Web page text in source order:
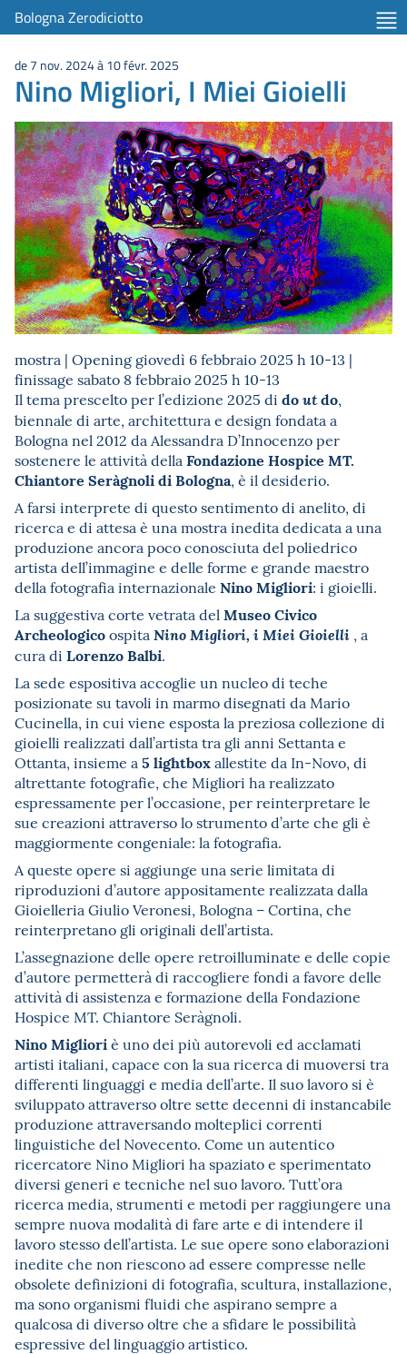
Bologna Zerodiciotto
de 7 nov. 2024 à 10 févr. 2025
Nino Migliori, I Miei Gioielli
mostra | Opening giovedì 6 febbraio 2025 h 10-13 |
finissage sabato 8 febbraio 2025 h 10-13
Il tema prescelto per l’edizione 2025 di doutdo,
biennale di arte, architettura e design fondata a
Bologna nel 2012 da Alessandra D’Innocenzo per
sostenere le attività della Fondazione Hospice MT.
Chiantore Seràgnoli di Bologna, è il desiderio.
A farsi interprete di questo sentimento di anelito, di
ricerca e di attesa è una mostra inedita dedicata a una
produzione ancora poco conosciuta del poliedrico
artista dell’immagine e delle forme e grande maestro
della fotografia internazionale Nino Migliori: i gioielli.
La suggestiva corte vetrata del Museo Civico
Archeologicoospita Nino Migliori, i Miei Gioielli , a
cura di Lorenzo Balbi.
La sede espositiva accoglie un nucleo di teche
posizionate su tavoli in marmo disegnati da Mario
Cucinella, in cui viene esposta la preziosa collezione di
gioielli realizzati dall’artista tra gli anni Settanta e
Ottanta, insieme a 5 lightboxallestite da In-Novo, di
altrettante fotografie, che Migliori ha realizzato
espressamente per l’occasione, per reinterpretare le
sue creazioni attraverso lo strumento d’arte che gli è
maggiormente congeniale: la fotografia.
A queste opere si aggiunge una serie limitata di
riproduzioni d’autore appositamente realizzata dalla
Gioielleria Giulio Veronesi, Bologna – Cortina, che
reinterpretano gli originali dell’artista.
L’assegnazione delle opere retroilluminate e delle copie
d’autore permetterà di raccogliere fondi a favore delle
attività di assistenza e formazione della Fondazione
Hospice MT. Chiantore Seràgnoli.
Nino Miglioriè uno dei più autorevoli ed acclamati
artisti italiani, capace con la sua ricerca di muoversi tra
differenti linguaggi e media dell’arte. Il suo lavoro si è
sviluppato attraverso oltre sette decenni di instancabile
produzione attraversando molteplici correnti
linguistiche del Novecento. Come un autentico
ricercatore Nino Migliori ha spaziato e sperimentato
diversi generi e tecniche nel suo lavoro. Tutt’ora
ricerca media, strumenti e metodi per raggiungere una
sempre nuova modalità di fare arte e di intendere il
lavoro stesso dell’artista. Le sue opere sono elaborazioni
inedite che non riescono ad essere compresse nelle
obsolete definizioni di fotografia, scultura, installazione,
ma sono organismi fluidi che aspirano sempre a
qualcosa di diverso oltre che a sfidare le possibilità
espressive del linguaggio artistico.